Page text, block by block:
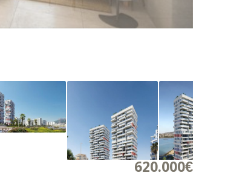
620.000€